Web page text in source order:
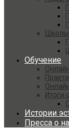
Обучение
Итоги
Истории
Пресса о